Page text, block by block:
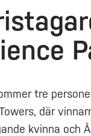
tre
där
kvinna och